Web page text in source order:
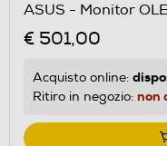
ASUS - Monitor
€ 501,00
Acquisto online:
Ritiro in negozio: non